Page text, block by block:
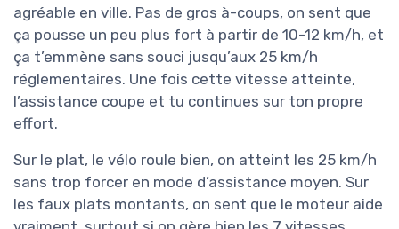
agréable en ville. Pas de gros à-coups, on sent que
ça pousse un peu plus fort à partir de 10-12 km/h, et
ça t’emmène sans souci jusqu’aux 25 km/h
réglementaires. Une fois cette vitesse atteinte,
l’assistance coupe et tu continues sur ton propre
effort.
Sur le plat, le vélo roule bien, on atteint les 25 km/h
sans trop forcer en mode d’assistance moyen. Sur
les faux plats montants, on sent que le moteur aide